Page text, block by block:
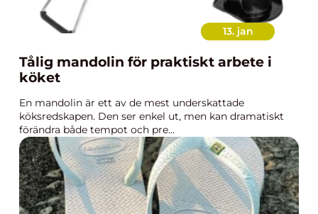
13. jan
Tålig mandolin för praktiskt arbete i
köket
En mandolin är ett av de mest underskattade
köksredskapen. Den ser enkel ut, men kan dramatiskt
förändra både tempot och pre...